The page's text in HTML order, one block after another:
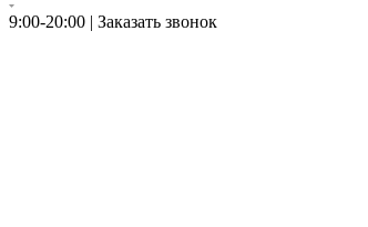
9:00-20:00 | Заказать звонок